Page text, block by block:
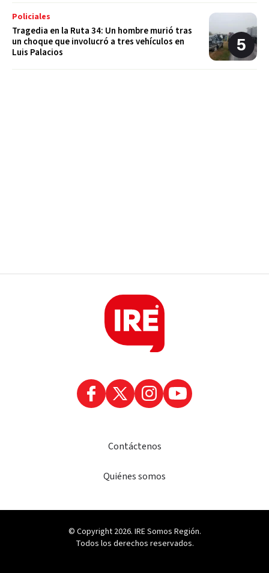
Policiales
Tragedia en la Ruta 34: Un hombre murió tras
un choque que involucró a tres vehículos en
Luis Palacios
Contáctenos
Quiénes somos
© Copyright 2026. IRE Somos Región.
Todos los derechos reservados.